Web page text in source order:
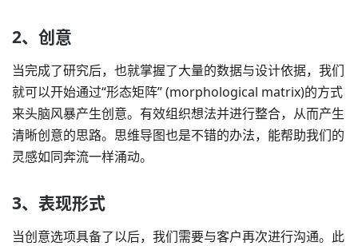
2、创意
当完成了研究后，也就掌握了大量的数据与设计依据，我们
就可以开始通过“形态矩阵” (morphological matrix)的方式
来头脑风暴产生创意。有效组织想法并进行整合，从而产生
清晰创意的思路。思维导图也是不错的办法，能帮助我们的
灵感如同奔流一样涌动。
3、表现形式
当创意选项具备了以后，我们需要与客户再次进行沟通。此